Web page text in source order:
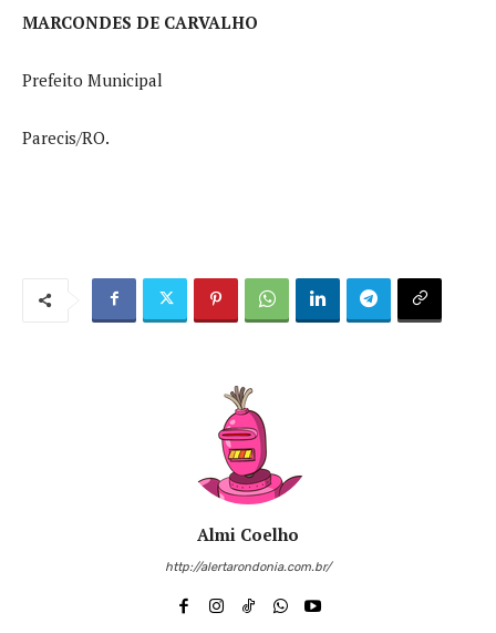
MARCONDES DE CARVALHO
Prefeito Municipal
Parecis/RO.
Almi Coelho
http://alertarondonia.com.br/